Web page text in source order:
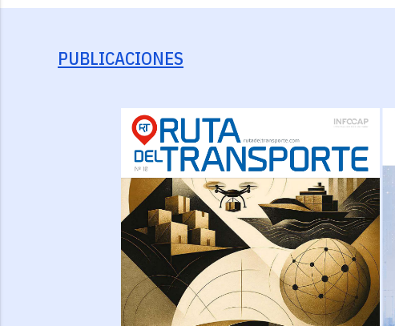
PUBLICACIONES